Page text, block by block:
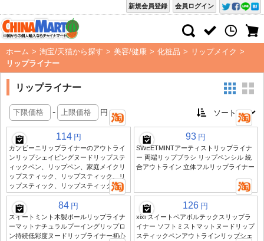
会員ログイン
新規会員登録
ホーム > 淘宝/天猫から探す > 美容/健康 > 化粧品 > リップメイク >
リップライナー
リップライナー
- 円
114 円
カプビーニリップライナーのアウトライ
ンリップシェイピングヌードリップステ
ィックペン、リップペン、家庭メイクリ
ップスティック、リップスティック、リ
ップスティック、リップスティック
93 円
SWEETMINTアーティストリップライナ
ー 両端リップブラシ リップペンシル 統
合アウトライン 立体フルリップライナー
84 円
スイートミント木製ポールリップライナ
ーマットナチュラルプーイングリップロ
ン持続低彩度ヌードリップライナー初心
126 円
xixi スイートペアボルテックスリップラ
イナー ソフトミストマットヌードリップ
スティックペンアウトラインリップシェ